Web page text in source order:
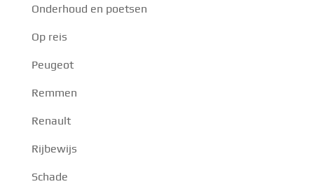
Onderhoud en poetsen
Op reis
Peugeot
Remmen
Renault
Rijbewijs
Schade